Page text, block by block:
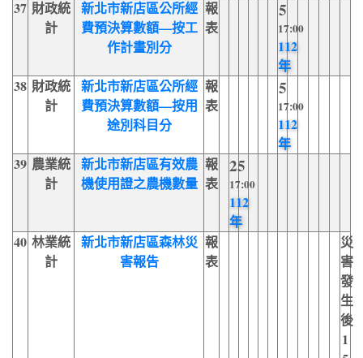
37 財政統
計
新北市新店區公所經
費預決算數額—按工
作計畫別分
報
表
5
17:00
112
年
38 財政統
計
新北市新店區公所經
費預決算數額—按用
途別科目分
報
表
5
17:00
112
年
39 農業統
計
新北市新店區有效農
機使用證之農機數量
報
表
25
17:00
112
年
40 林業統
計
新北市新店區森林災
害報告
報
表
災
害
發
生
後
1